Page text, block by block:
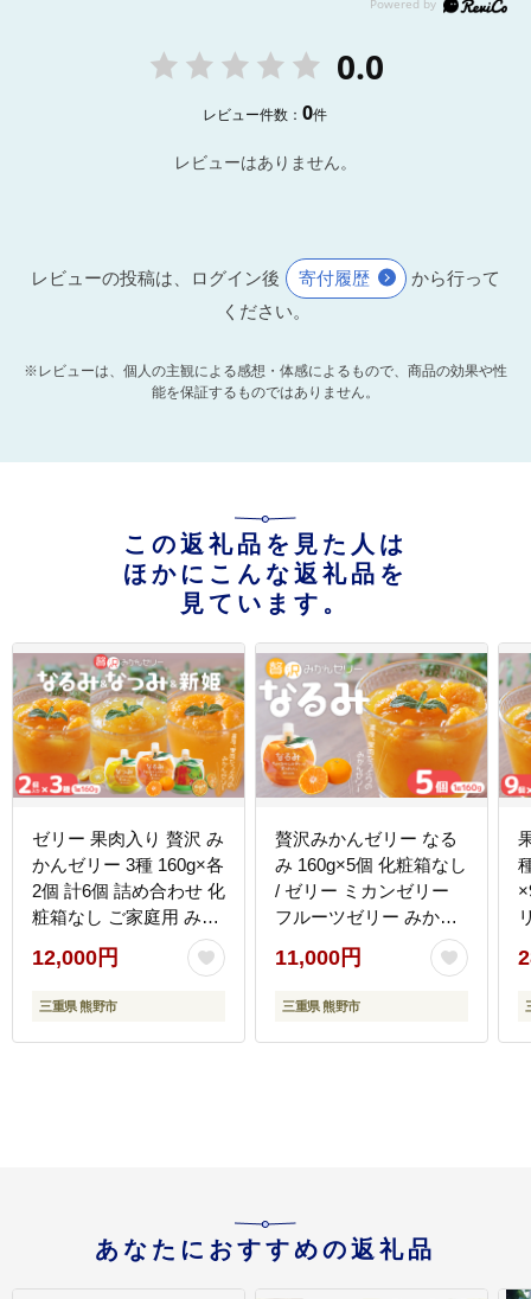
0.0
レビュー件数：0件
レビューはありません。
レビューの投稿は、ログイン後 寄付履歴
から行って
ください。
※レビューは、個人の主観による感想・体感によるもので、商品の効果や性
能を保証するものではありません。
この返礼品を見た人は
ほかにこんな返礼品を
見ています。
ゼリー 果肉入り 贅沢 み
かんゼリー 3種 160g×各
2個 計6個 詰め合わせ 化
粧箱なし ご家庭用 みか
ん ミカン 国産 フルーツ
ゼリー デザート シャー
ベット スイーツ ゼリー
だもの ミカンゼリー お
12,000円
三重県 熊野市
贅沢みかんゼリー なる
み 160g×5個 化粧箱なし
/ ゼリー ミカンゼリー
フルーツゼリー みかん
ミカン 蜜柑 果物ゼリー
フルーツ 果物 くだもの
柑橘 デザート おやつ シ
市【kmkn0138】
11,000円
三重県 熊野市
あなたにおすすめの返礼品